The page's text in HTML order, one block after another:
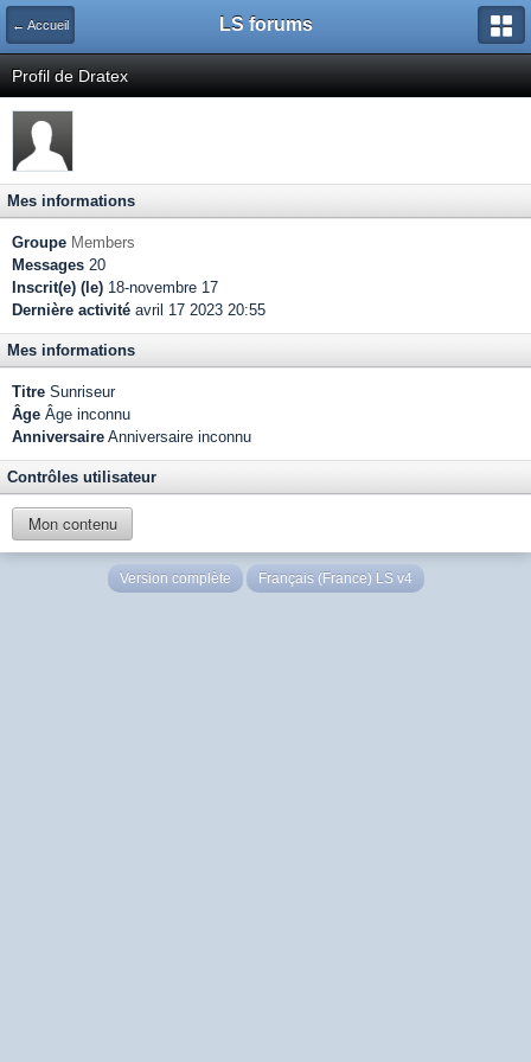
← Accueil LS forums
Profil de Dratex
Mes informations
Groupe Members
Messages 20
Inscrit(e) (le) 18-novembre 17
Dernière activité avril 17 2023 20:55
Mes informations
Titre Sunriseur
Âge Âge inconnu
Anniversaire Anniversaire inconnu
Contrôles utilisateur
Mon contenu
Version complète Français (France) LS v4